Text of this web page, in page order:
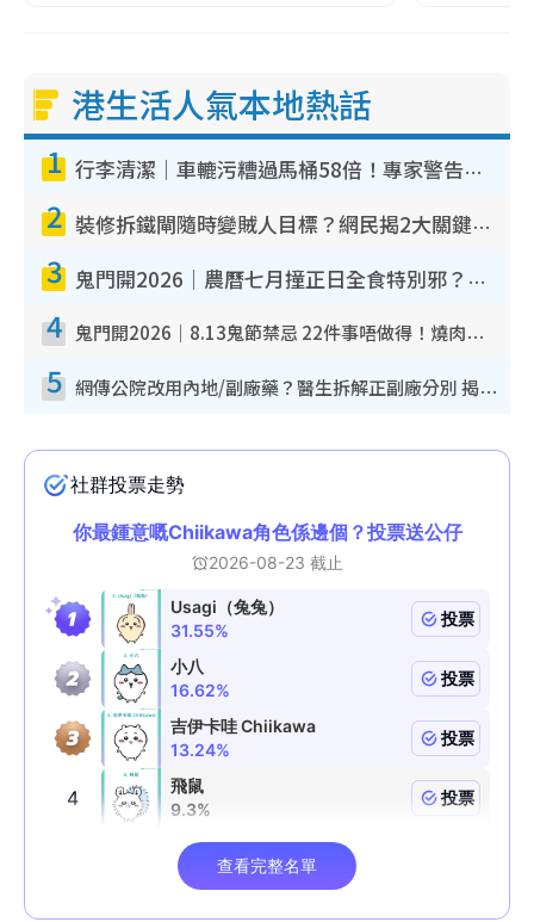
港生活人氣本地熱話
1 行李清潔｜車轆污糟過馬桶58倍！專家警告忌用酒精抹 教1招免污手除菌
2 裝修拆鐵閘隨時變賊人目標？網民揭2大關鍵用途：裝新式等於白裝？附新舊鐵閘分別
3 鬼門開2026｜農曆七月撞正日全食特別邪？專家警告切忌做一事！揭4大禁忌+2招保平安
4 鬼門開2026｜8.13鬼節禁忌 22件事唔做得！燒肉、刺身要少食？半夜勿吹口哨/打呢個電話
5 網傳公院改用內地/副廠藥？醫生拆解正副廠分別 揭4類人換藥隨時出事